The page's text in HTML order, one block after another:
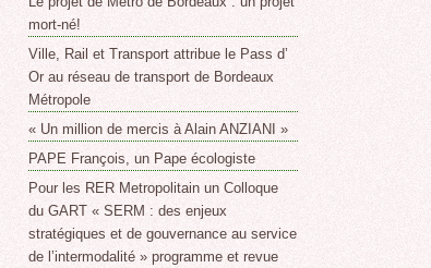
mort-né!
Ville, Rail et Transport attribue le Pass d’
Or au réseau de transport de Bordeaux
Métropole
« Un million de mercis à Alain ANZIANI »
PAPE François, un Pape écologiste
Pour les RER Metropolitain un Colloque
du GART « SERM : des enjeux
stratégiques et de gouvernance au service
de l’intermodalité » programme et revue